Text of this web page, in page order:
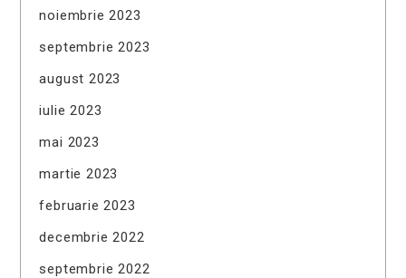
noiembrie 2023
septembrie 2023
august 2023
iulie 2023
mai 2023
martie 2023
februarie 2023
decembrie 2022
septembrie 2022